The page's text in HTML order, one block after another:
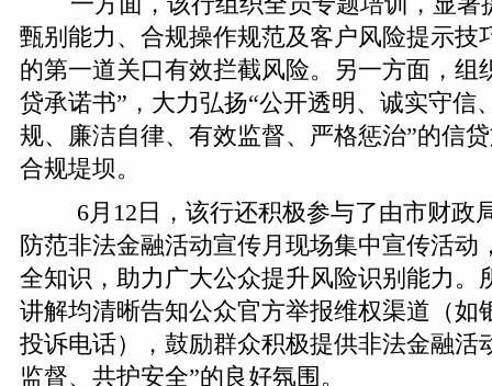
甄别能力、合规操作规范及客户风险提示技
的第一道关口有效拦截风险。另一方面，组
贷承诺书”，大力弘扬“公开透明、诚实守信
规、廉洁自律、有效监督、严格惩治”的信
合规堤坝。
6月12日，该行还积极参与了由市财政
防范非法金融活动宣传月现场集中宣传活动
全知识，助力广大公众提升风险识别能力。
讲解均清晰告知公众官方举报维权渠道（如
投诉电话），鼓励群众积极提供非法金融活
监督、共护安全”的良好氛围。